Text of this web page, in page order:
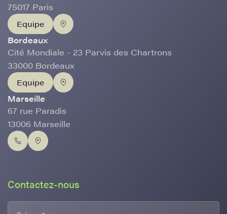
75017 Paris
Equipe
Bordeaux
Cité Mondiale - 23 Parvis des Chartrons
33000 Bordeaux
Equipe
Marseille
67 rue Paradis
13006 Marseille
Contactez-nous